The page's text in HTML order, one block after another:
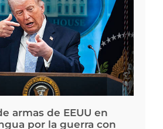
armas de EEUU en
por la guerra con